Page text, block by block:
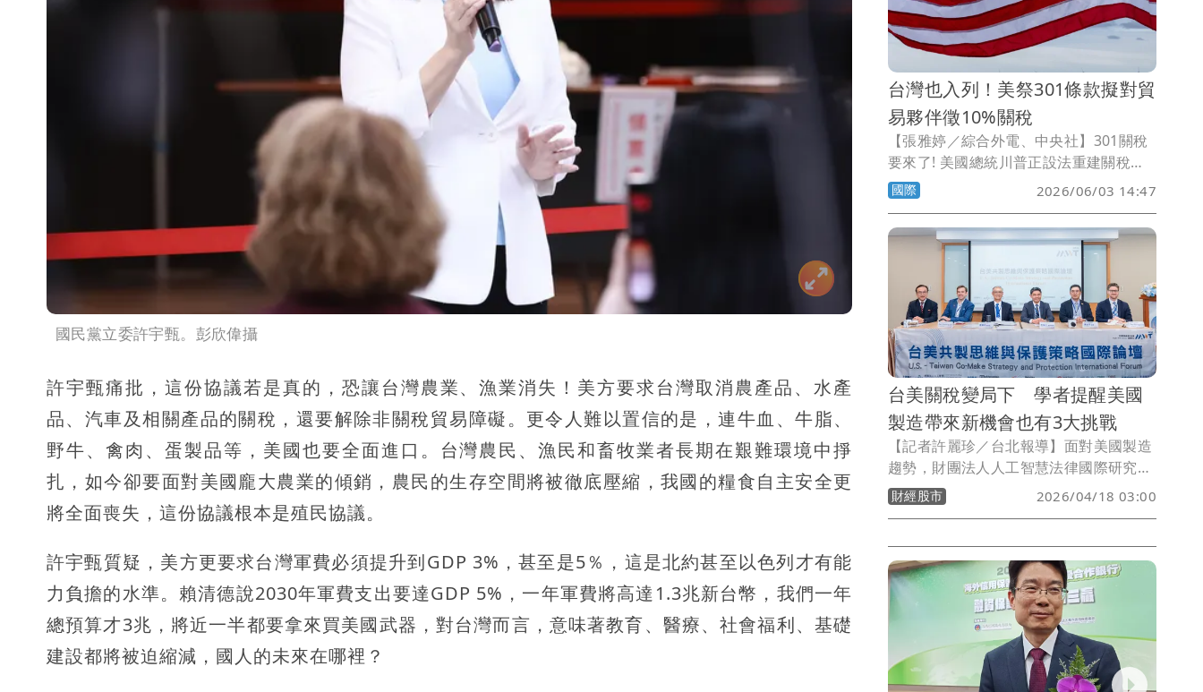
國民黨立委許宇甄。彭欣偉攝
許宇甄痛批，這份協議若是真的，恐讓台灣農業、漁業消失！美方要求台灣取消農產品、水產
品、汽車及相關產品的關稅，還要解除非關稅貿易障礙。更令人難以置信的是，連牛血、牛脂、
野牛、禽肉、蛋製品等，美國也要全面進口。台灣農民、漁民和畜牧業者長期在艱難環境中掙
扎，如今卻要面對美國龐大農業的傾銷，農民的生存空間將被徹底壓縮，我國的糧食自主安全更
將全面喪失，這份協議根本是殖民協議。
許宇甄質疑，美方更要求台灣軍費必須提升到GDP 3%，甚至是5％，這是北約甚至以色列才有能
力負擔的水準。賴清德說2030年軍費支出要達GDP 5%，一年軍費將高達1.3兆新台幣，我們一年
總預算才3兆，將近一半都要拿來買美國武器，對台灣而言，意味著教育、醫療、社會福利、基礎
建設都將被迫縮減，國人的未來在哪裡？
台灣也入列！美祭301條款擬對貿
易夥伴徵10%關稅
【張雅婷／綜合外電、中央社】301關稅
要來了! 美國總統川普正設法重建關稅壁
壘，美國貿易代表署（USTR）表示，將
對加拿大、墨西哥、歐盟、英國等十餘個
貿易夥伴的進口貨品徵收至少10%的關
稅，台灣也在名單之中，理由是這些商品
涉嫌使用強迫勞動生產。至於中國、印
度、日本、南韓、巴西及瑞士等其他主要
經濟體的商品將被課徵12.5%關稅，預計
7月會舉行相關公聽會。
國際 2026/06/03 14:47
台美關稅變局下 學者提醒美國
製造帶來新機會也有3大挑戰
【記者許麗珍／台北報導】面對美國製造
趨勢，財團法人人工智慧法律國際研究基
金會秘書長朱宸佐指出，美國製造固然帶
來新機會，同時也伴隨高成本、人才短
企業赴美布局的同時，也須思考核心技術
保護、避免人才與資金外流，透過產業園
區與產業聚落整體規劃，強化供應鏈協作
能力，降低企業各自為戰、單打獨鬥風
險，才能維持長期競爭優勢。
財經股市 2026/04/18 03:00